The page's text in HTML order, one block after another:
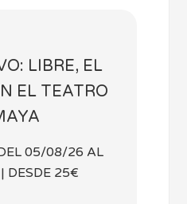
LIBRE, EL
EL TEATRO
05/08/26 AL
DESDE 25€